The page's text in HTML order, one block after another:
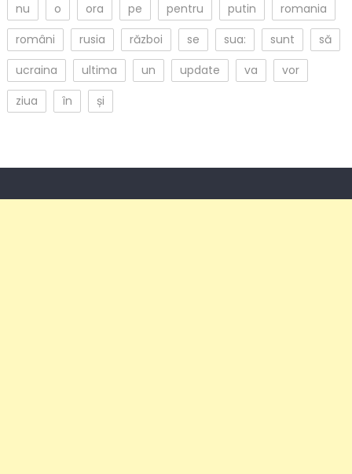
nu
o ora pe pentru putin
romania
români
rusia război se sua: sunt
să
ucraina
ultima un update va
vor
ziua
în și